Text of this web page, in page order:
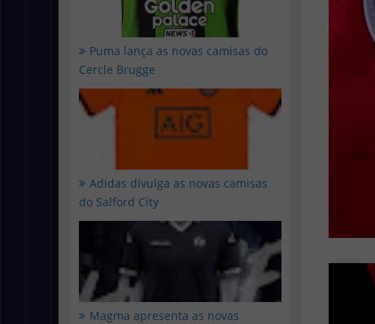
Puma lança as novas camisas do
Cercle Brugge
Adidas divulga as novas camisas
do Salford City
Magma apresenta as novas